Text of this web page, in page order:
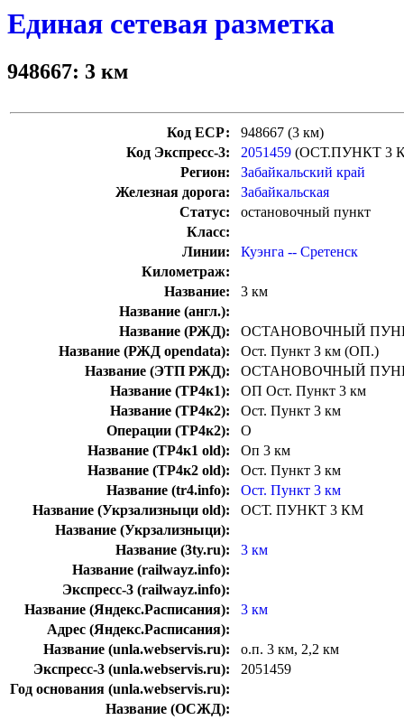
Единая сетевая разметка
948667: 3 км
Код ЕСР:
948667 (3 км)
Код Экспресс-3:
2051459 (ОСТ.ПУНКТ 3
Регион:
Забайкальский край
Железная дорога:
Забайкальская
Статус:
остановочный пункт
Класс:
Линии:
Куэнга -- Сретенск
Километраж:
Название:
3 км
Название (англ.):
Название (РЖД):
ОСТАНОВОЧНЫЙ
Название (РЖД opendata):
Ост. Пункт З км (ОП.)
Название (ЭТП РЖД):
ОСТАНОВОЧНЫЙ
Название (ТР4к1):
ОП Ост. Пункт 3 км
Название (ТР4к2):
Ост. Пункт 3 км
Операции (ТР4к2):
О
Название (ТР4к1 old):
Оп 3 км
Название (ТР4к2 old):
Ост. Пункт 3 км
Название (tr4.info):
Ост. Пункт 3 км
Название (Укрзализныци old):
ОСТ. ПУНКТ 3 КМ
Название (Укрзализныци):
Название (3ty.ru):
3 км
Название (railwayz.info):
Экспресс-3 (railwayz.info):
Название (Яндекс.Расписания):
3 км
Адрес (Яндекс.Расписания):
Название (unla.webservis.ru):
о.п. 3 км, 2,2 км
Экспресс-3 (unla.webservis.ru):
2051459
Год основания (unla.webservis.ru):
Название (ОСЖД):